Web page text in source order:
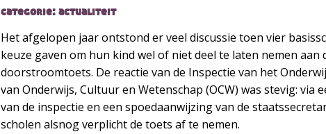
categorie: actualiteit
Het afgelopen jaar ontstond er veel discussie toen vier
keuze gaven om hun kind wel of niet deel te laten nemen aan
doorstroomtoets. De reactie van de Inspectie van het
van Onderwijs, Cultuur en Wetenschap (OCW) was stevig: via
van de inspectie en een spoedaanwijzing van de
scholen alsnog verplicht de toets af te nemen.